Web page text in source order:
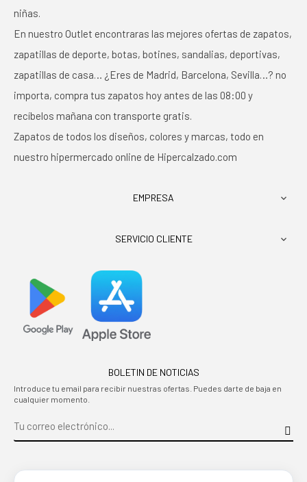
niñas.
En nuestro Outlet encontraras las mejores ofertas de zapatos,
zapatillas de deporte, botas, botines, sandalias, deportivas,
zapatillas de casa… ¿Eres de Madrid, Barcelona, Sevilla…? no
importa, compra tus zapatos hoy antes de las 08:00 y
recíbelos mañana con transporte gratis.
Zapatos de todos los diseños, colores y marcas, todo en
nuestro hipermercado online de Hipercalzado.com
EMPRESA 
SERVICIO CLIENTE 
BOLETIN DE NOTICIAS
Introduce tu email para recibir nuestras ofertas. Puedes darte de baja en
cualquier momento.